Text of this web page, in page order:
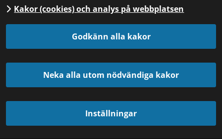
Kakor (cookies) och analys på webbplatsen
Godkänn alla kakor
Neka alla utom nödvändiga kakor
Inställningar